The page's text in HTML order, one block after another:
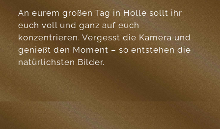
An eurem großen Tag in Holle sollt ihr
euch voll und ganz auf euch
konzentrieren. Vergesst die Kamera und
genießt den Moment – so entstehen die
natürlichsten Bilder.